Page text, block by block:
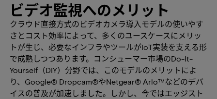
ビデオ監視へのメリット
クラウド直接方式のビデオカメラ導入モデルの使いやす
さとコスト効率によって、多くのユースケースにメリッ
トが生じ、必要なインフラやツールがIoT実装を支える形
で成熟しつつあります。コンシューマー市場のDo-It-
Yourself（DIY）分野では、このモデルのメリットによ
り、Google® Dropcam®やNetgear® Arlo™などのデバ
イスの普及が加速しました。しかし、今ではエッジスト